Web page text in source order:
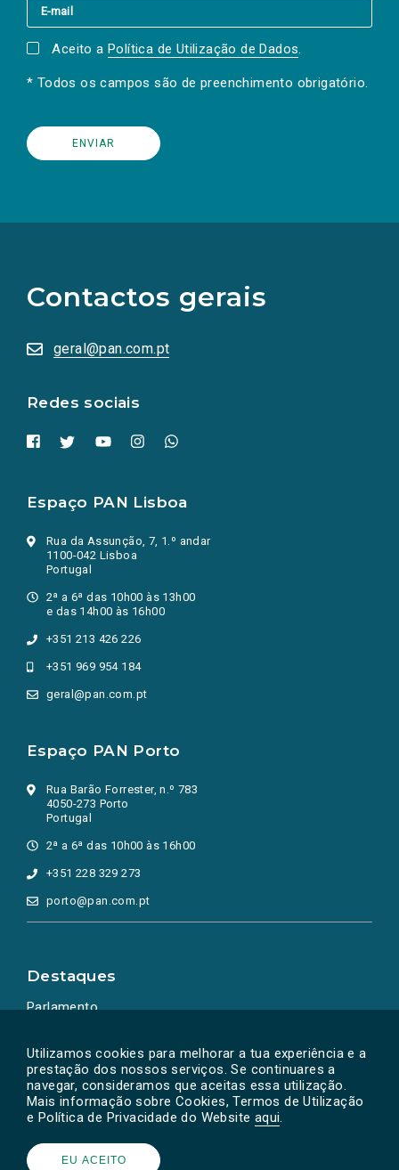
Utilizamos cookies para melhorar a tua experiência e a
prestação dos nossos serviços. Se continuares a
navegar, consideramos que aceitas essa utilização.
Mais informação sobre Cookies, Termos de Utilização
e Política de Privacidade do Website aqui.
EU ACEITO
Aceito a Política de Utilização de Dados.
* Todos os campos são de preenchimento obrigatório.
Contactos gerais
geral@pan.com.pt
Redes sociais
redes
sociais
numa
nova
Espaço PAN Lisboa
Rua da Assunção, 7, 1.º andar
1100-042 Lisboa
Portugal
2ª a 6ª das 10h00 às 13h00
e das 14h00 às 16h00
+351 213 426 226
+351 969 954 184
geral@pan.com.pt
Espaço PAN Porto
Rua Barão Forrester, n.º 783
4050-273 Porto
Portugal
2ª a 6ª das 10h00 às 16h00
+351 228 329 273
porto@pan.com.pt
Destaques
Parlamento